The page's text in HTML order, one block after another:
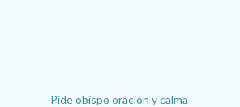
Pide obispo oración y calma